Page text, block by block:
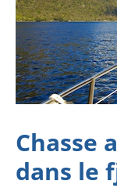
Chasse
dans le